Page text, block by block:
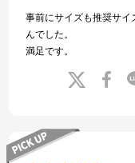
事前にサイズも推奨サ
んでした。
満足です。